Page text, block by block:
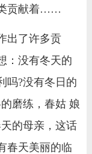
贡献着……
出了许多贡
：没有冬天的
吗?没有冬日的
磨练，春姑 娘
的母亲，这话
春天美丽的临